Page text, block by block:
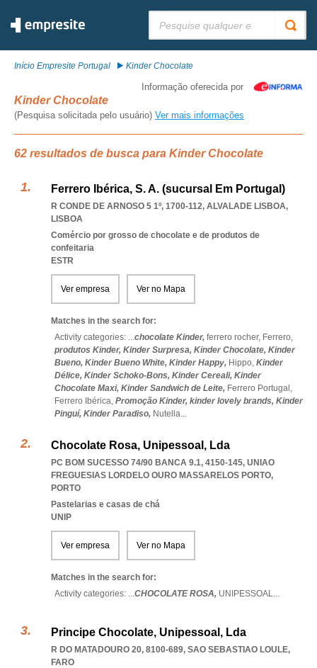
Início Empresite Portugal Kinder Chocolate
Informação oferecida por
Kinder Chocolate
(Pesquisa solicitada pelo usuário) Ver mais informações
62 resultados de busca para Kinder Chocolate
Ferrero Ibérica, S. A. (sucursal Em Portugal)
R CONDE DE ARNOSO 5 1º, 1700-112, ALVALADE LISBOA,
LISBOA
Comércio por grosso de chocolate e de produtos de
confeitaria
ESTR
Ver empresa Ver no Mapa
Matches in the search for:
Activity categories: ...chocolate Kinder, ferrero rocher, Ferrero,
produtos Kinder, Kinder Surpresa, Kinder Chocolate, Kinder
Bueno, Kinder Bueno White, Kinder Happy, Hippo, Kinder
Délice, Kinder Schoko-Bons, Kinder Cereali, Kinder
Chocolate Maxi, Kinder Sandwich de Leite, Ferrero Portugal,
Ferrero Ibérica, Promoção Kinder, kinder lovely brands, Kinder
Pinguí, Kinder Paradiso, Nutella...
Chocolate Rosa, Unipessoal, Lda
PC BOM SUCESSO 74/90 BANCA 9.1, 4150-145, UNIAO
FREGUESIAS LORDELO OURO MASSARELOS PORTO,
PORTO
Pastelarias e casas de chá
UNIP
Ver empresa Ver no Mapa
Matches in the search for:
Activity categories: ...CHOCOLATE ROSA, UNIPESSOAL...
Principe Chocolate, Unipessoal, Lda
R DO MATADOURO 20, 8100-689, SAO SEBASTIAO LOULE,
FARO